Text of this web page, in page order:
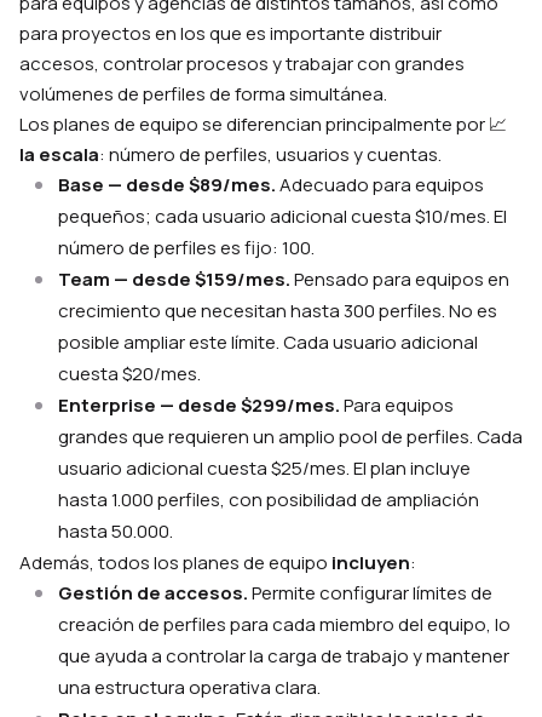
para proyectos en los que es importante distribuir
accesos, controlar procesos y trabajar con grandes
volúmenes de perfiles de forma simultánea.
Los planes de equipo se diferencian principalmente por 📈
la escala: número de perfiles, usuarios y cuentas.
Base — desde $89/mes.Adecuado para equipos
pequeños; cada usuario adicional cuesta $10/mes. El
número de perfiles es fijo: 100.
Team — desde $159/mes.Pensado para equipos en
crecimiento que necesitan hasta 300 perfiles. No es
posible ampliar este límite. Cada usuario adicional
cuesta $20/mes.
Enterprise — desde $299/mes.Para equipos
grandes que requieren un amplio pool de perfiles. Cada
usuario adicional cuesta $25/mes. El plan incluye
hasta 1.000 perfiles, con posibilidad de ampliación
hasta 50.000.
Además, todos los planes de equipo incluyen:
Gestión de accesos.Permite configurar límites de
creación de perfiles para cada miembro del equipo, lo
que ayuda a controlar la carga de trabajo y mantener
una estructura operativa clara.